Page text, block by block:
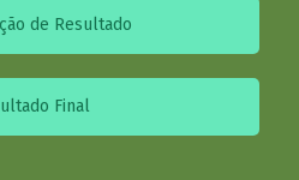
de Resultado
Final